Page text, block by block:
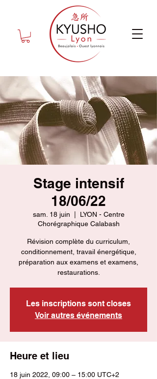
Stage intensif
18/06/22
sam. 18 juin
LYON - Centre
Chorégraphique Calabash
Révision complète du curriculum,
conditionnement, travail énergétique,
préparation aux examens et examens,
restaurations.
Les inscriptions sont closes
Voir autres événements
Heure et lieu
18 juin 2022, 09:00 – 15:00 UTC+2